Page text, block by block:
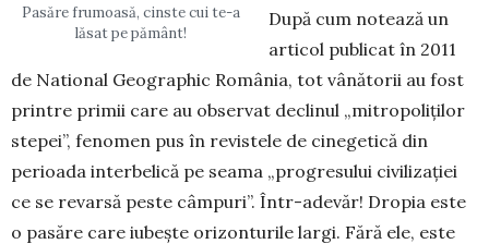
Pasăre frumoasă, cinste cui te-a
lăsat pe pământ!
După cum notează un
arti­col publicat în 2011
de National Geographic Ro­mânia, tot vânătorii au fost
printre primii care au observat declinul „mitropoliților
stepei”, fenomen pus în revistele de cinegetică din
perioada interbelică pe seama „progresului civiliza­ţiei
ce se revarsă peste câmpuri”. Într-ade­văr! Dropia este
o pasăre care iu­beș­te ori­zon­turile largi. Fără ele, este